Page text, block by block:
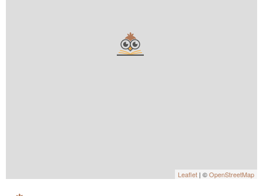
Leaflet | ©OpenStreetMap